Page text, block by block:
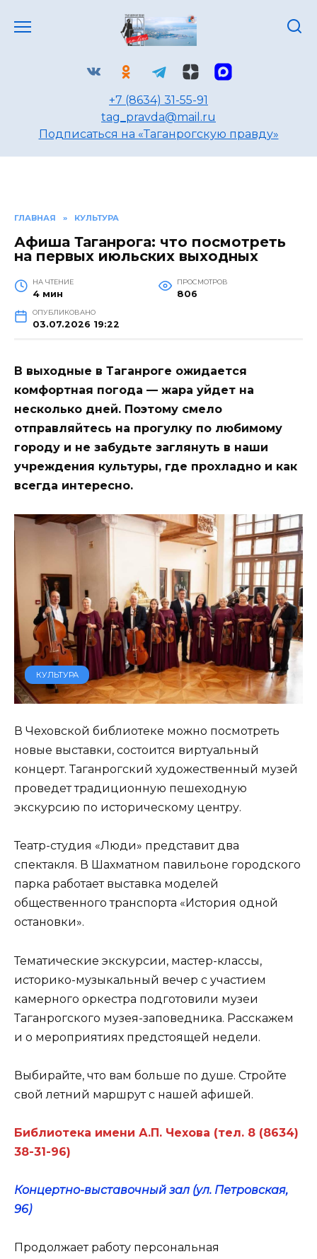
+7 (8634) 31-55-91
tag_pravda@mail.ru
Подписаться на «Таганрогскую правду»
ГЛАВНАЯ » КУЛЬТУРА
Афиша Таганрога: что посмотреть
на первых июльских выходных
НА ЧТЕНИЕ
4 мин
ПРОСМОТРОВ
806
ОПУБЛИКОВАНО
03.07.2026 19:22
В выходные в Таганроге ожидается
комфортная погода — жара уйдет на
несколько дней. Поэтому смело
отправляйтесь на прогулку по любимому
городу и не забудьте заглянуть в наши
учреждения культуры, где прохладно и как
всегда интересно.
КУЛЬТУРА
В Чеховской библиотеке можно посмотреть
новые выставки, состоится виртуальный
концерт. Таганрогский художественный музей
проведет традиционную пешеходную
экскурсию по историческому центру.
Театр-студия «Люди» представит два
спектакля. В Шахматном павильоне городского
парка работает выставка моделей
общественного транспорта «История одной
остановки».
Тематические экскурсии, мастер-классы,
историко-музыкальный вечер с участием
камерного оркестра подготовили музеи
Таганрогского музея-заповедника. Расскажем
и о мероприятиях предстоящей недели.
Выбирайте, что вам больше по душе. Стройте
свой летний маршрут с нашей афишей.
Библиотека имени А.П. Чехова (тел. 8 (8634)
38-31-96)
Концертно-выставочный зал (ул. Петровская,
96)
Продолжает работу персональная